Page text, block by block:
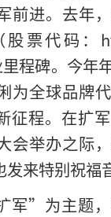
前进。去年
票代码：
程碑。今年
为全球品牌
征程。在扩
会举办之际
来特别祝福
军”为主题